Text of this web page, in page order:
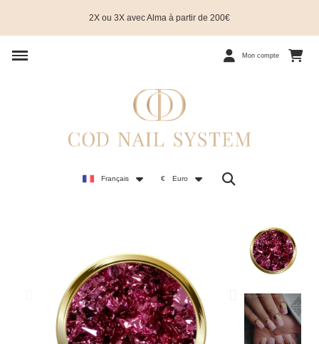
2X ou 3X avec Alma à partir de 200€
Mon compte
Français € Euro